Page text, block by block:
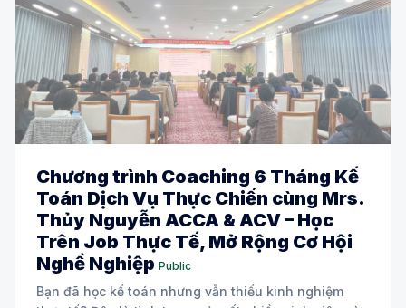
Chương trình Coaching 6 Tháng Kế
Toán Dịch Vụ Thực Chiến cùng Mrs.
Thủy Nguyễn ACCA & ACV – Học
Trên Job Thực Tế, Mở Rộng Cơ Hội
Nghề Nghiệp Public
Bạn đã học kế toán nhưng vẫn thiếu kinh nghiệm